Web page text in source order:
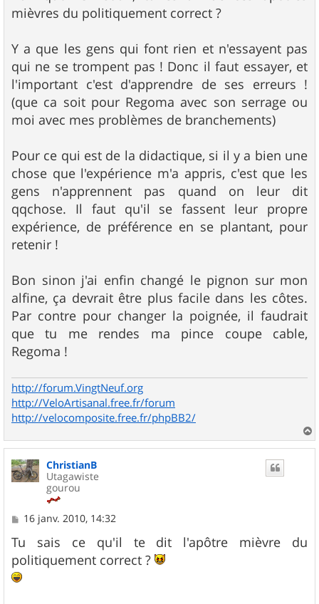
s
a
mièvres du politiquement correct ?
Y a que les gens qui font rien et n'essayent pas
qui ne se trompent pas ! Donc il faut essayer, et
l'important c'est d'apprendre de ses erreurs !
(que ca soit pour Regoma avec son serrage ou
moi avec mes problèmes de branchements)
Pour ce qui est de la didactique, si il y a bien une
chose que l'expérience m'a appris, c'est que les
gens n'apprennent pas quand on leur dit
qqchose. Il faut qu'il se fassent leur propre
expérience, de préférence en se plantant, pour
retenir !
Bon sinon j'ai enfin changé le pignon sur mon
alfine, ça devrait être plus facile dans les côtes.
Par contre pour changer la poignée, il faudrait
que tu me rendes ma pince coupe cable,
Regoma !
http://forum.VingtNeuf.org
http://VeloArtisanal.free.fr/forum
http://velocomposite.free.fr/phpBB2/
a
ChristianB
Utagawiste
gourou
M
s
s
a
g
e
16 janv. 2010, 14:32
Tu sais ce qu'il te dit l'apôtre mièvre du
politiquement correct ?